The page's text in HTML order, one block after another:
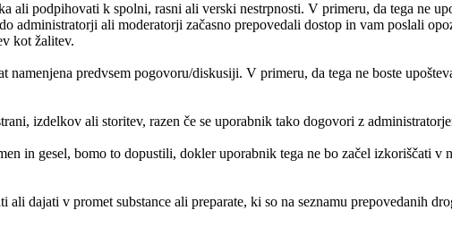
ali podpihovati k spolni, rasni ali verski nestrpnosti. V primeru, da tega ne
administratorji ali moderatorji začasno prepovedali dostop in vam poslali
kot žalitev.
namenjena predvsem pogovoru/diskusiji. V primeru, da tega ne boste
izdelkov ali storitev, razen če se uporabnik tako dogovori z
in gesel, bomo to dopustili, dokler uporabnik tega ne bo začel izkoriščati v
dajati v promet substance ali preparate, ki so na seznamu prepovedanih